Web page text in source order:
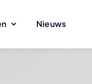
Nieuws